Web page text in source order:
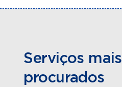
Serviços mais
procurados